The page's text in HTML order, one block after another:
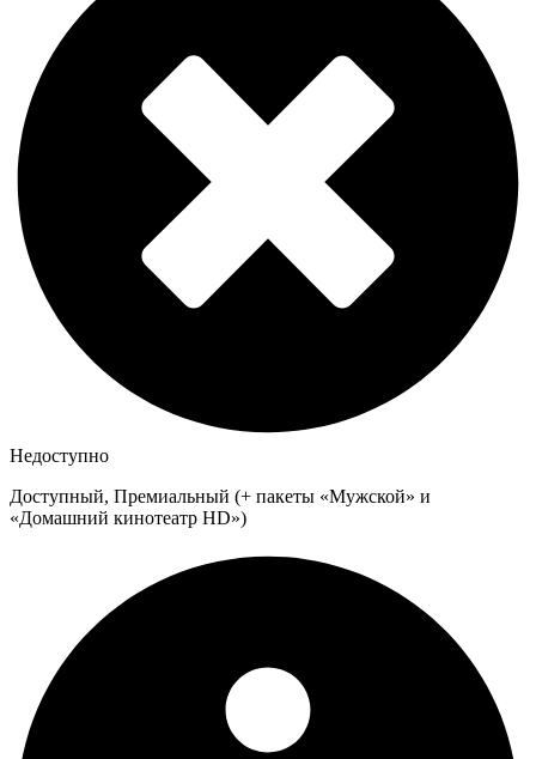
Недоступно
Доступный, Премиальный (+ пакеты «Мужской» и
«Домашний кинотеатр HD»)